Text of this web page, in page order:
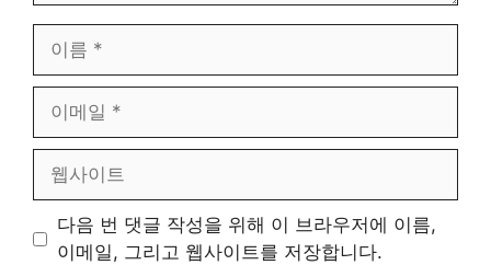
일
트
다음 번 댓글 작성을 위해 이 브라우저에 이름,
이메일, 그리고 웹사이트를 저장합니다.